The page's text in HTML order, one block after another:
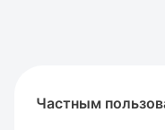
Частным